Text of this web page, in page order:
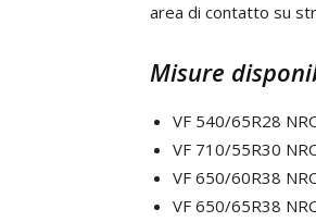
area di contatto su
Misure
VF 540/65R28
VF 710/55R30
VF 650/60R38
VF 650/65R38